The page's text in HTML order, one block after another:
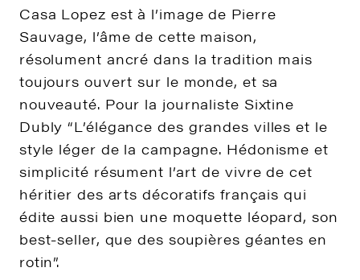
Casa Lopez est à l’image de Pierre
Sauvage, l’âme de cette maison,
résolument ancré dans la tradition mais
toujours ouvert sur le monde, et sa
nouveauté. Pour la journaliste Sixtine
Dubly “L’élégance des grandes villes et le
style léger de la campagne. Hédonisme et
simplicité résument l’art de vivre de cet
héritier des arts décoratifs français qui
édite aussi bien une moquette léopard, son
best-seller, que des soupières géantes en
rotin”.